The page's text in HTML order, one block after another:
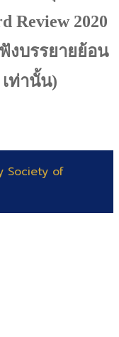
Review 2020
งบรรยายย้อน
ท่านั้น)
Society of